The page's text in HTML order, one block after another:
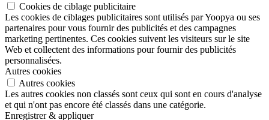
Cookies de ciblage publicitaire
Les cookies de ciblages publicitaires sont utilisés par Yoopya ou ses
partenaires pour vous fournir des publicités et des campagnes
marketing pertinentes. Ces cookies suivent les visiteurs sur le site
Web et collectent des informations pour fournir des publicités
personnalisées.
Autres cookies
Autres cookies
Les autres cookies non classés sont ceux qui sont en cours d'analyse
et qui n'ont pas encore été classés dans une catégorie.
Enregistrer & appliquer